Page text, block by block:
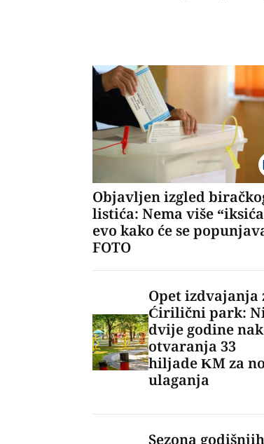
Objavljen izgled
listića: Nema više
evo kako će se
FOTO
Opet izdvajanja
Ćirilični park:
dvije godine
otvaranja 33
hiljade KM za
ulaganja
Sezona godišnjih